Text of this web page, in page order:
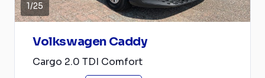
1/25
Volkswagen Caddy
Cargo 2.0 TDI Comfort